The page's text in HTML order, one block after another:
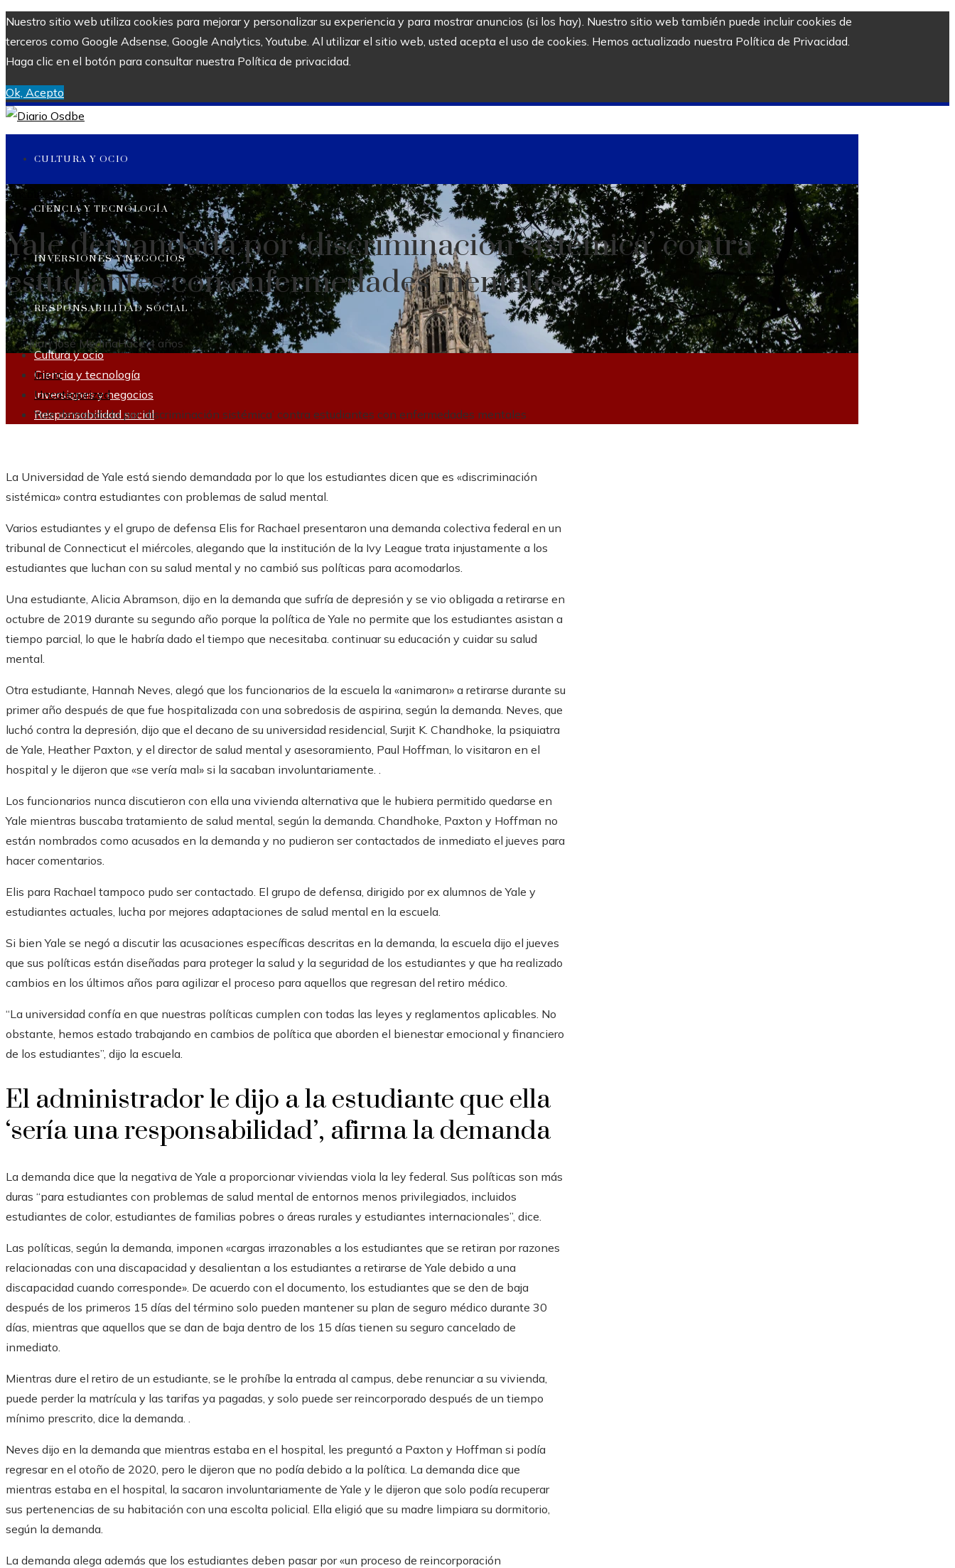
Nuestro sitio web utiliza cookies para mejorar y personalizar su experiencia y para mostrar anuncios (si los hay). Nuestro sitio web también puede incluir cookies de
terceros como Google Adsense, Google Analytics, Youtube. Al utilizar el sitio web, usted acepta el uso de cookies. Hemos actualizado nuestra Política de Privacidad.
Haga clic en el botón para consultar nuestra Política de privacidad.
Ok, Acepto
CULTURA Y OCIO
CIENCIA Y TECNOLOGÍA
INVERSIONES Y NEGOCIOS
RESPONSABILIDAD SOCIAL
Cultura y ocio
Ciencia y tecnología
Inversiones y negocios
Responsabilidad social
Uncategorized
Yale demandada por ‘discriminación sistémica’ contra
estudiantes con enfermedades mentales
Juan José MedinaHace 4 años
Inicio
Uncategorized
Yale demandada por ‘discriminación sistémica’ contra estudiantes con enfermedades mentales
La Universidad de Yale está siendo demandada por lo que los estudiantes dicen que es «discriminación
sistémica» contra estudiantes con problemas de salud mental.
Varios estudiantes y el grupo de defensa Elis for Rachael presentaron una demanda colectiva federal en un
tribunal de Connecticut el miércoles, alegando que la institución de la Ivy League trata injustamente a los
estudiantes que luchan con su salud mental y no cambió sus políticas para acomodarlos.
Una estudiante, Alicia Abramson, dijo en la demanda que sufría de depresión y se vio obligada a retirarse en
octubre de 2019 durante su segundo año porque la política de Yale no permite que los estudiantes asistan a
tiempo parcial, lo que le habría dado el tiempo que necesitaba. continuar su educación y cuidar su salud
mental.
Otra estudiante, Hannah Neves, alegó que los funcionarios de la escuela la «animaron» a retirarse durante su
primer año después de que fue hospitalizada con una sobredosis de aspirina, según la demanda. Neves, que
luchó contra la depresión, dijo que el decano de su universidad residencial, Surjit K. Chandhoke, la psiquiatra
de Yale, Heather Paxton, y el director de salud mental y asesoramiento, Paul Hoffman, lo visitaron en el
hospital y le dijeron que «se vería mal» si la sacaban involuntariamente. .
Los funcionarios nunca discutieron con ella una vivienda alternativa que le hubiera permitido quedarse en
Yale mientras buscaba tratamiento de salud mental, según la demanda. Chandhoke, Paxton y Hoffman no
están nombrados como acusados ​​en la demanda y no pudieron ser contactados de inmediato el jueves para
hacer comentarios.
Elis para Rachael tampoco pudo ser contactado. El grupo de defensa, dirigido por ex alumnos de Yale y
estudiantes actuales, lucha por mejores adaptaciones de salud mental en la escuela.
Si bien Yale se negó a discutir las acusaciones específicas descritas en la demanda, la escuela dijo el jueves
que sus políticas están diseñadas para proteger la salud y la seguridad de los estudiantes y que ha realizado
cambios en los últimos años para agilizar el proceso para aquellos que regresan del retiro médico.
“La universidad confía en que nuestras políticas cumplen con todas las leyes y reglamentos aplicables. No
obstante, hemos estado trabajando en cambios de política que aborden el bienestar emocional y financiero
de los estudiantes”, dijo la escuela.
El administrador le dijo a la estudiante que ella
‘sería una responsabilidad’, afirma la demanda
La demanda dice que la negativa de Yale a proporcionar viviendas viola la ley federal. Sus políticas son más
duras “para estudiantes con problemas de salud mental de entornos menos privilegiados, incluidos
estudiantes de color, estudiantes de familias pobres o áreas rurales y estudiantes internacionales”, dice.
Las políticas, según la demanda, imponen «cargas irrazonables a los estudiantes que se retiran por razones
relacionadas con una discapacidad y desalientan a los estudiantes a retirarse de Yale debido a una
discapacidad cuando corresponde». De acuerdo con el documento, los estudiantes que se den de baja
después de los primeros 15 días del término solo pueden mantener su plan de seguro médico durante 30
días, mientras que aquellos que se dan de baja dentro de los 15 días tienen su seguro cancelado de
inmediato.
Mientras dure el retiro de un estudiante, se le prohíbe la entrada al campus, debe renunciar a su vivienda,
puede perder la matrícula y las tarifas ya pagadas, y solo puede ser reincorporado después de un tiempo
mínimo prescrito, dice la demanda. .
Neves dijo en la demanda que mientras estaba en el hospital, les preguntó a Paxton y Hoffman si podía
regresar en el otoño de 2020, pero le dijeron que no podía debido a la política. La demanda dice que
mientras estaba en el hospital, la sacaron involuntariamente de Yale y le dijeron que solo podía recuperar
sus pertenencias de su habitación con una escolta policial. Ella eligió que su madre limpiara su dormitorio,
según la demanda.
La demanda alega además que los estudiantes deben pasar por «un proceso de reincorporación